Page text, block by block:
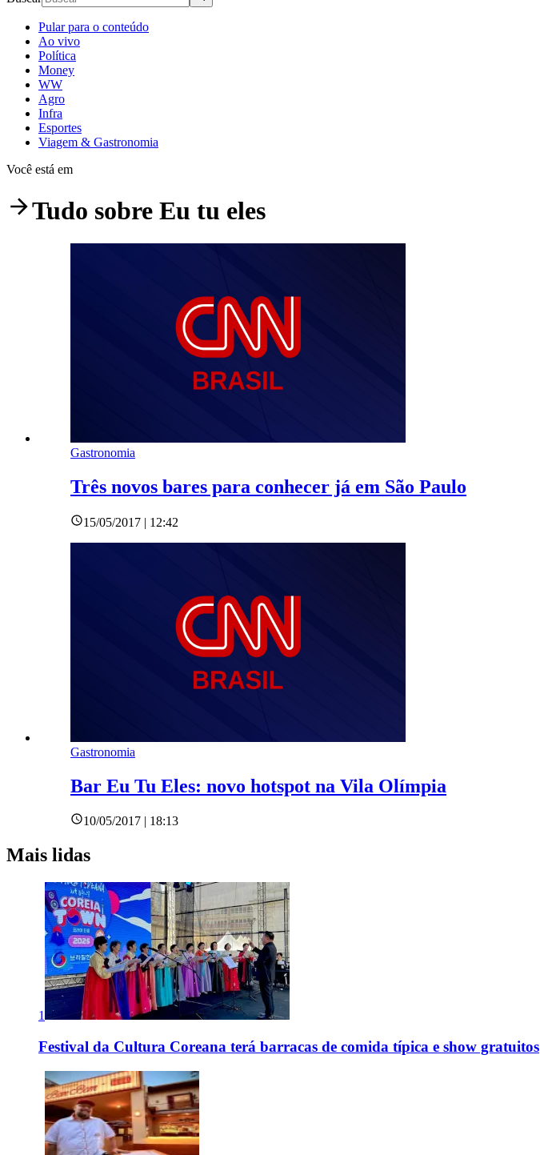
Pular para o conteúdo
Ao vivo
Política
Money
WW
Agro
Infra
Esportes
Viagem & Gastronomia
Você está em
Tudo sobre Eu tu eles
Gastronomia
Três novos bares para conhecer já em São Paulo
15/05/2017 | 12:42
Gastronomia
Bar Eu Tu Eles: novo hotspot na Vila Olímpia
10/05/2017 | 18:13
Mais lidas
1
Festival da Cultura Coreana terá barracas de comida típica e show gratuitos